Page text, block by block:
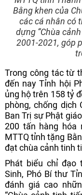
Bằng khen của
các cá nhân có
dựng “Chùa
2001-2021, góp
Trong công tác từ
đến nay Tỉnh hội
ủng hộ trên 158 tỷ
phòng, chống dịch
Ban Trị sự Phật
200 tấn hàng hóa
MTTQ tỉnh tặng
đạt chùa cảnh tinh
Phát biểu chỉ đạo
Sinh, Phó Bí thư
đánh giá cao